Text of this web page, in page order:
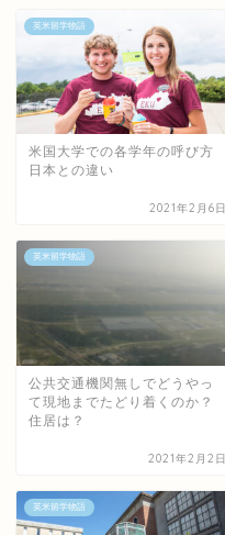
英米留学物語
米国大学での各学年の呼び方
日本との違い
2021年2月6日
英米留学物語
公共交通機関無しでどうやっ
て現地までたどり着くのか？
住居は？
2021年2月2日
英米留学物語